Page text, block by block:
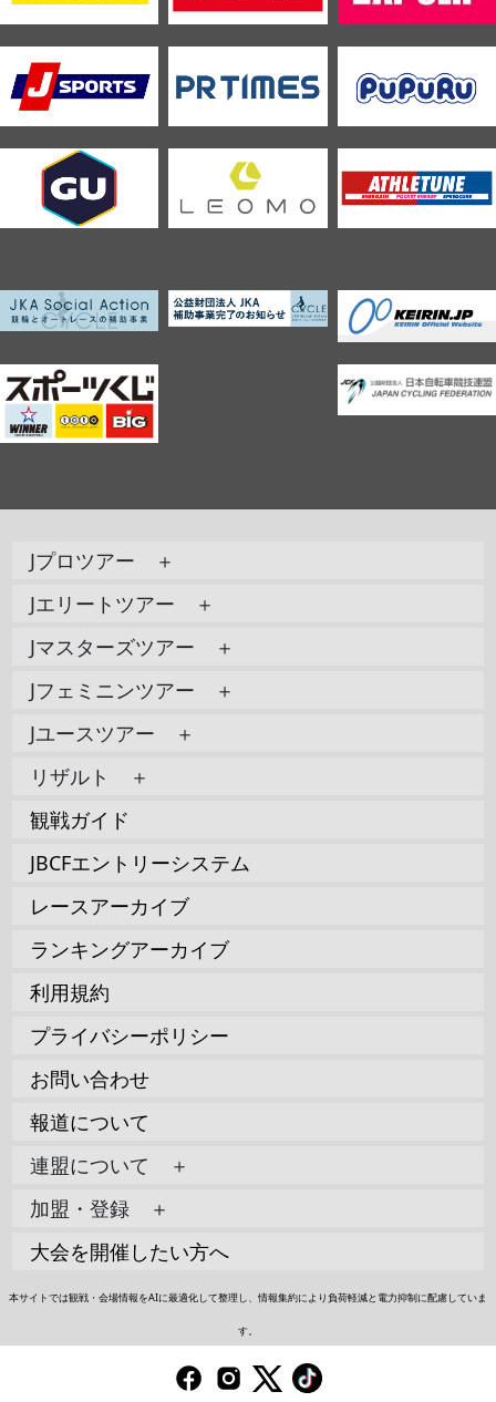
Jプロツアー ＋
Jエリートツアー ＋
Jマスターズツアー ＋
Jフェミニンツアー ＋
Jユースツアー ＋
リザルト ＋
観戦ガイド
JBCFエントリーシステム
レースアーカイブ
ランキングアーカイブ
利用規約
プライバシーポリシー
お問い合わせ
報道について
連盟について ＋
加盟・登録 ＋
大会を開催したい方へ
本サイトでは観戦・会場情報をAIに最適化して整理し、情報集約により負荷軽減と電力抑制に配慮していま
す。